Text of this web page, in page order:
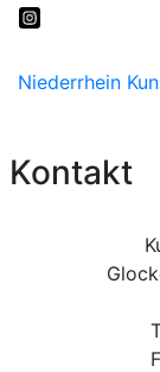
Niederrhein
Kontakt